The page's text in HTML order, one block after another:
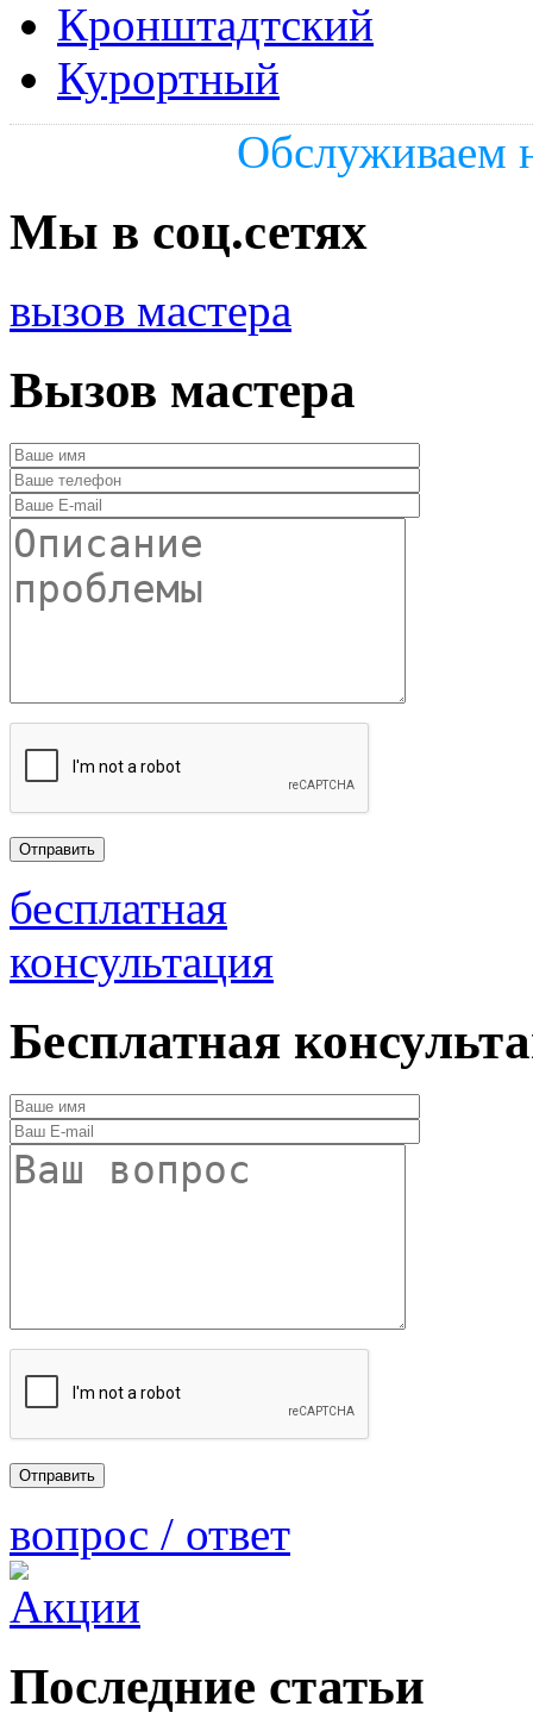
Кронштадтский
Курортный
Обслуживаем
Мы в соц.сетях
вызов мастера
Вызов мастера
бесплатная
консультация
Бесплатная
вопрос / ответ
Последние статьи